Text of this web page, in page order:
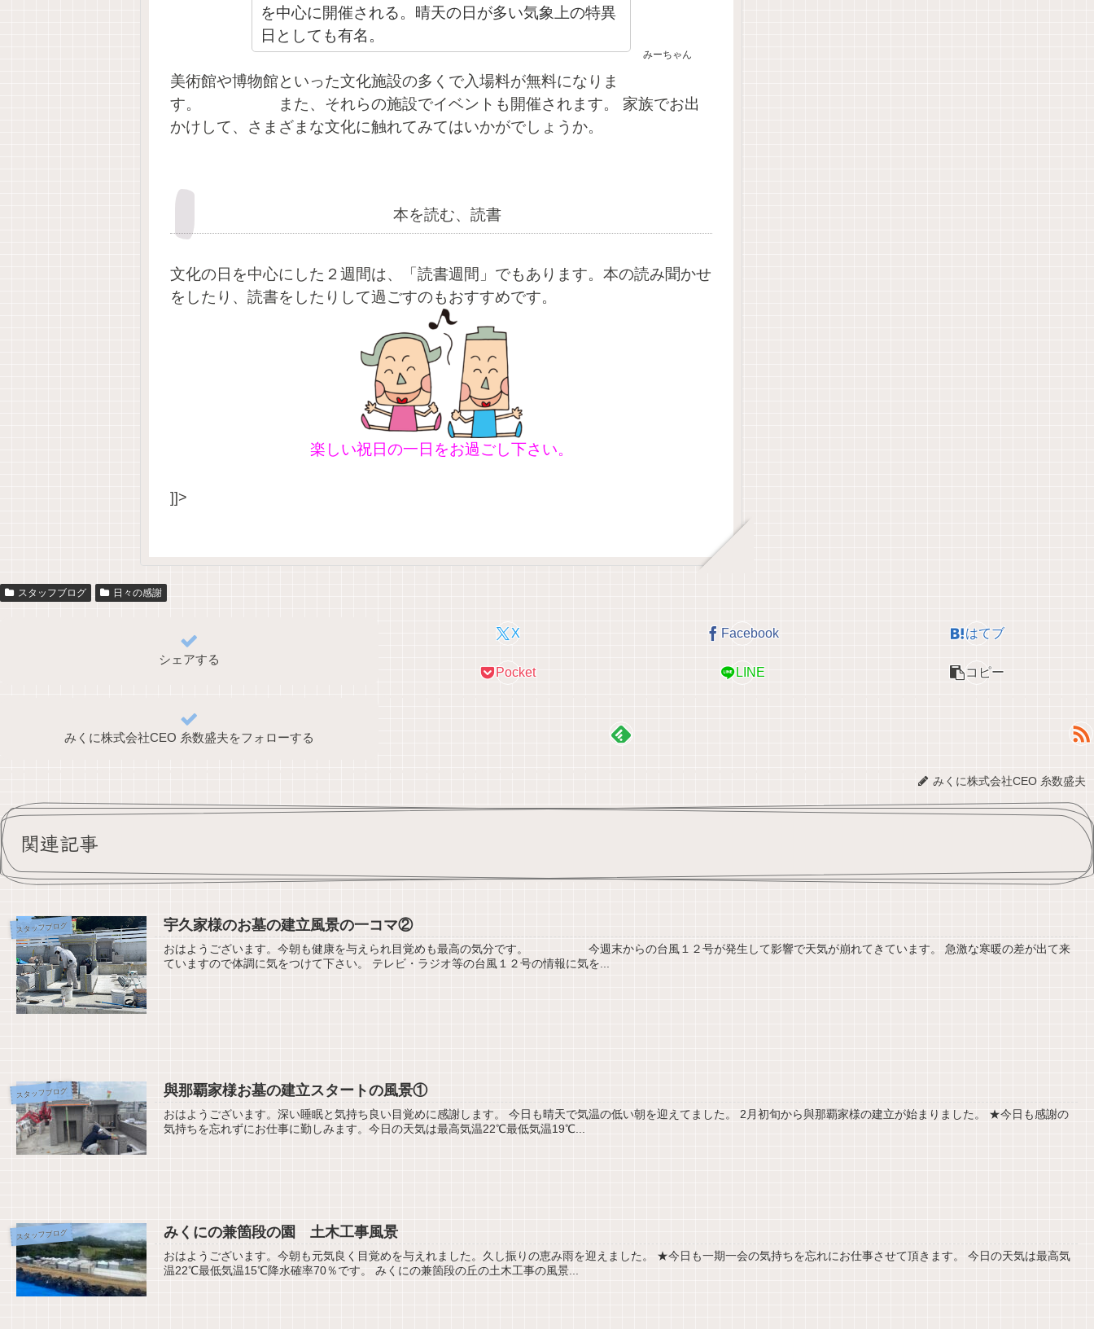
みーちゃん
を中心に開催される。晴天の日が多い気象上の特異
日 としても有名。
美術館や博物館といった文化施設の多くで入場料が無料になりま
す。 また、それらの施設でイベントも開催されます。
家族でお出
かけして、さまざまな文化に触れてみてはいかがでしょうか。
本を読む、読書
文化の日を中心にした２週間は、「読書週間」でもあります。本の読み聞かせ
をしたり、読書をしたりして過ごすのもおすすめです。
楽しい祝日の一日をお過ごし下さい。
]]>
スタッフブログ 日々の感謝
シェアする
X Facebook はてブ
Pocket LINE コピー
みくに株式会社CEO 糸数盛夫をフォローする
みくに株式会社CEO 糸数盛夫
関連記事
スタッフブログ 宇久家様のお墓の建立風景の一コマ②
おはようございます。今朝も健康を与えられ目覚めも最高の気分です。 今週末からの台風１２号が発生して影響で天気が崩れてきています。 急激な寒暖の差が出て来
ていますので体調に気をつけて下さい。 テレビ・ラジオ等の台風１２号の情報に気を...
スタッフブログ 與那覇家様お墓の建立スタートの風景①
おはようございます。深い睡眠と気持ち良い目覚めに感謝します。 今日も晴天で気温の低い朝を迎えてました。 2月初旬から與那覇家様の建立が始まりました。 ★今日も感謝の
気持ちを忘れずにお仕事に勤しみます。今日の天気は最高気温22℃最低気温19℃...
スタッフブログ みくにの兼箇段の園 土木工事風景
おはようございます。今朝も元気良く目覚めを与えれました。久し振りの恵み雨を迎えました。 ★今日も一期一会の気持ちを忘れにお仕事させて頂きます。 今日の天気は最高気
温22℃最低気温15℃降水確率70％です。 みくにの兼箇段の丘の土木工事の風景...